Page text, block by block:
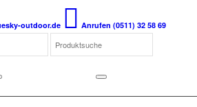
outdoor.de Anrufen (0511) 32 58 69